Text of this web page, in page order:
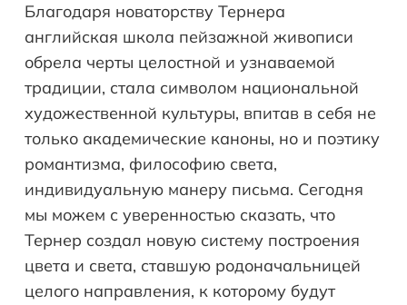
Благодаря новаторству Тернера
английская школа пейзажной живописи
обрела черты целостной и узнаваемой
традиции, стала символом национальной
художественной культуры, впитав в себя не
только академические каноны, но и поэтику
романтизма, философию света,
индивидуальную манеру письма. Сегодня
мы можем с уверенностью сказать, что
Тернер создал новую систему построения
цвета и света, ставшую родоначальницей
целого направления, к которому будут